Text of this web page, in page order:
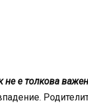
не е толкова